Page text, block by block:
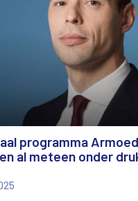
programma
al meteen onder